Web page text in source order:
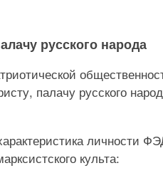
русского народа
палачу русского
личности
культа: